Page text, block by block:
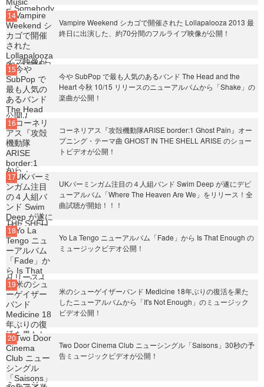
Vampire Weekend シカゴで開催された Lollapalooza 2013 最
終日に出演した、約70分間のフルライブ映像が公開！
今や SubPop で最も人気のあるバンド The Head and the
Heart 今秋 10/15 リリースのニューアルバムから「Shake」の
楽曲が公開！
コーネリアス『攻殻機動隊ARISE border:1 Ghost Pain』オー
プニング・テーマ曲 GHOST IN THE SHELL ARISE のショー
トビデオが公開！
UKバーミンガム注目の４人組バンド Swim Deep が遂にデビ
ューアルバム「Where The Heaven Are We」をリリース！全
曲試聴が開始！！！
Yo La Tengo ニューアルバム「Fade」から Is That Enough の
ミュージックビデオ公開！
米のシューゲイザーバンド Medicine 18年ぶりの復活を果た
したニューアルバムから「It's Not Enough」のミュージック
ビデオ公開！
Two Door Cinema Club ニューシングル「Saisons」30秒の予
告ミュージックビデオが公開！